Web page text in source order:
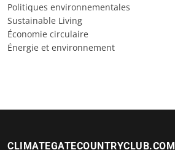
Politiques environnementales
Sustainable Living
Économie circulaire
Énergie et environnement
CLIMATEGATECOUNTRYCLUB.COM